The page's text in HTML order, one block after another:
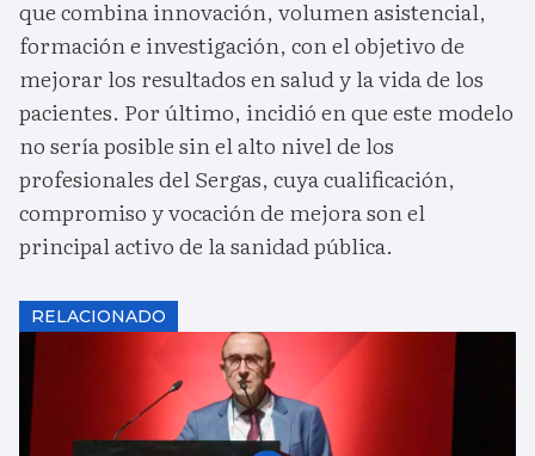
que combina innovación, volumen asistencial,
formación e investigación, con el objetivo de
mejorar los resultados en salud y la vida de los
pacientes. Por último, incidió en que este modelo
no sería posible sin el alto nivel de los
profesionales del Sergas, cuya cualificación,
compromiso y vocación de mejora son el
principal activo de la sanidad pública.
RELACIONADO